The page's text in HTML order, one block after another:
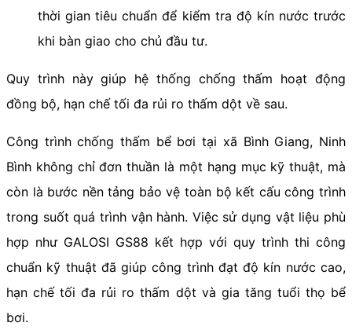
thời gian tiêu chuẩn để kiểm tra độ kín nước trước
khi bàn giao cho chủ đầu tư.
Quy trình này giúp hệ thống chống thấm hoạt động
đồng bộ, hạn chế tối đa rủi ro thấm dột về sau.
Công trình chống thấm bể bơi tại xã Bình Giang, Ninh
Bình không chỉ đơn thuần là một hạng mục kỹ thuật, mà
còn là bước nền tảng bảo vệ toàn bộ kết cấu công trình
trong suốt quá trình vận hành. Việc sử dụng vật liệu phù
hợp như GALOSI GS88 kết hợp với quy trình thi công
chuẩn kỹ thuật đã giúp công trình đạt độ kín nước cao,
hạn chế tối đa rủi ro thấm dột và gia tăng tuổi thọ bể
bơi.